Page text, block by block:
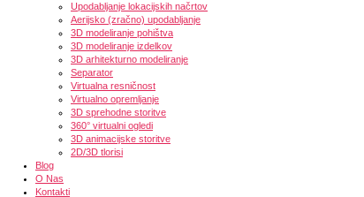
Upodabljanje lokacijskih načrtov
Aerijsko (zračno) upodabljanje
3D modeliranje pohištva
3D modeliranje izdelkov
3D arhitekturno modeliranje
Separator
Virtualna resničnost
Virtualno opremljanje
3D sprehodne storitve
360° virtualni ogledi
3D animacijske storitve
2D/3D tlorisi
Blog
O Nas
Kontakti